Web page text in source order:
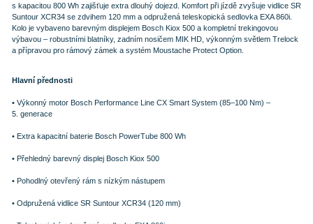
s kapacitou 800 Wh zajišťuje extra dlouhý dojezd. Komfort při jízdě zvyšuje vidlice SR
Suntour XCR34 se zdvihem 120 mm a odpružená teleskopická sedlovka EXA 860i.
Kolo je vybaveno barevným displejem Bosch Kiox 500 a kompletní trekingovou
výbavou – robustními blatníky, zadním nosičem MIK HD, výkonným světlem Trelock
a přípravou pro rámový zámek a systém Moustache Protect Option.
Hlavní přednosti
• Výkonný motor Bosch Performance Line CX Smart System (85–100 Nm) –
5. generace
• Extra kapacitní baterie Bosch PowerTube 800 Wh
• Přehledný barevný displej Bosch Kiox 500
• Pohodlný otevřený rám s nízkým nástupem
• Odpružená vidlice SR Suntour XCR34 (120 mm)